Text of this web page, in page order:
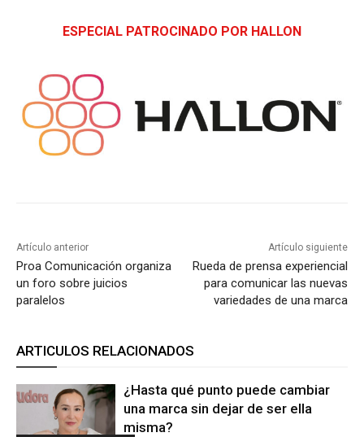
ESPECIAL PATROCINADO POR HALLON
Artículo anterior
Proa Comunicación organiza
un foro sobre juicios
paralelos
Artículo siguiente
Rueda de prensa experiencial
para comunicar las nuevas
variedades de una marca
ARTICULOS RELACIONADOS
¿Hasta qué punto puede cambiar
una marca sin dejar de ser ella
misma?